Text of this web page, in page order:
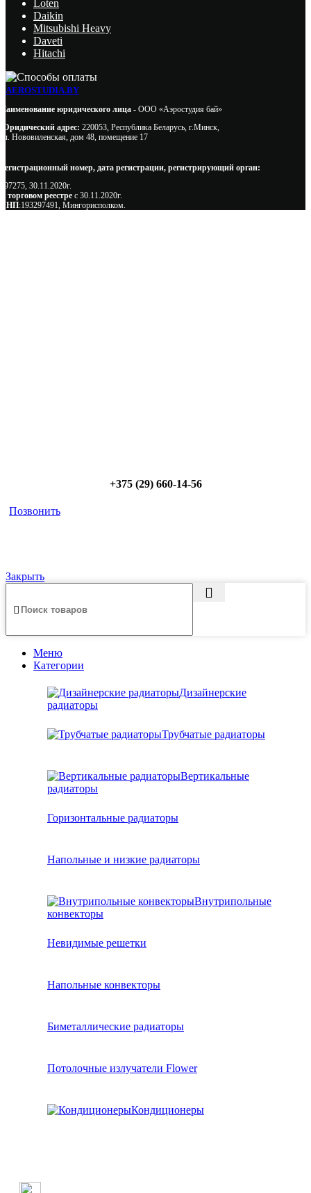
Loten
Daikin
Mitsubishi Heavy
Daveti
Hitachi
AEROSTUDIA.BY
Наименование юридического лица - ООО «Аэростудия бай»
Юридический адрес: 220053, Республика Беларусь, г.Минск,
ул. Нововиленская, дом 48, помещение 17
Регистрационный номер, дата регистрации, регистрирующий орган:
497275, 30.11.2020г.
В торговом реестре с 30.11.2020г.
УНП:193297491, Мингорисполком.
+375 (29) 660-14-56
Позвонить
Закрыть
Меню
Категории
Дизайнерские
радиаторы
Трубчатые радиаторы
Вертикальные
радиаторы
Горизонтальные радиаторы
Напольные и низкие радиаторы
Внутрипольные
конвекторы
Невидимые решетки
Напольные конвекторы
Биметаллические радиаторы
Потолочные излучатели Flower
Кондиционеры